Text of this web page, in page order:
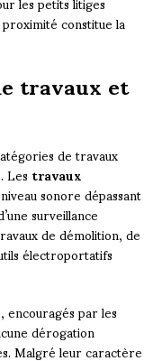
constitue la
travaux et
de travaux
travaux
sonore dépassant
surveillance
de démolition, de
électroportatifs
par les
dérogation
Malgré leur caractère